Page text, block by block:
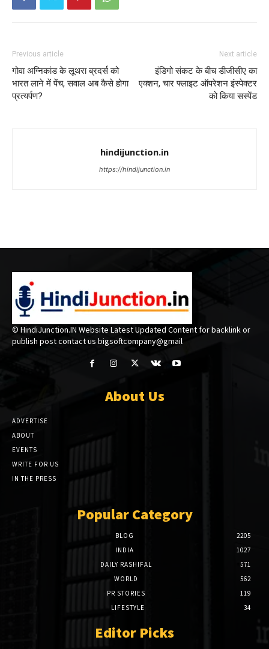
Previous article
गोवा अग्निकांड के लूथरा ब्रदर्स को
भारत लाने में पेंच, सवाल अब कैसे होगा
प्रत्यर्पण?
Next article
इंडिगो संकट के बीच डीजीसीए का
एक्शन, चार फ्लाइट ऑपरेशन इंस्पेक्टर
को किया सस्पेंड
hindijunction.in
https://hindijunction.in
© HindiJunction.IN Website Latest Updated Content for backlink or
publish post contact us bigsoftcompany@gmail
About Us
ADVERTISE
ABOUT
EVENTS
WRITE FOR US
IN THE PRESS
Popular Category
BLOG
2205
INDIA
1027
DAILY RASHIFAL
571
WORLD
562
PR STORIES
119
LIFESTYLE
34
Editor Picks